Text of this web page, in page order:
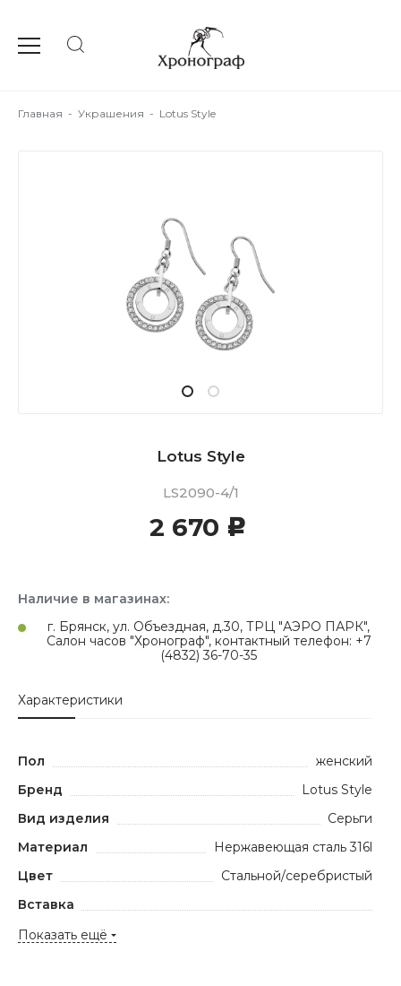
Главная - Украшения - Lotus Style
Lotus Style
LS2090-4/1
2 670 c
Наличие в магазинах:
г. Брянск, ул. Объездная, д.30, ТРЦ "АЭРО ПАРК",
Салон часов "Хронограф", контактный телефон: +7
(4832) 36-70-35
Характеристики
Пол
женский
Бренд
Lotus Style
Вид изделия
Серьги
Материал
Нержавеющая сталь 316l
Цвет
Стальной/серебристый
Вставка
Показать ещё